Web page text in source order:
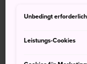
Anfahrt
Unbedingt
Leistungs-Cookies